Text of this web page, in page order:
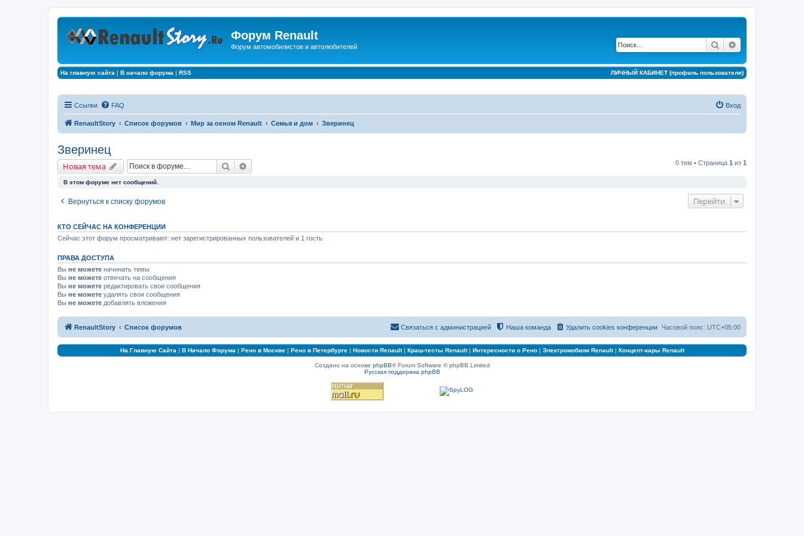
Форум Renault
Форум автомобилистов и автолюбителей Поиск
На главную сайта | В начало форума | RSS ЛИЧНЫЙ КАБИНЕТ (профиль пользователя)
Ссылки FAQ Вход
RenaultStory Список форумов Мир за окном Renault Семья и дом Зверинец
Зверинец
Новая тема Поиск 0 тем • Страница 1 из 1
В этом форуме нет сообщений.
Вернуться к списку форумов Перейти
КТО СЕЙЧАС НА КОНФЕРЕНЦИИ
Сейчас этот форум просматривают: нет зарегистрированных пользователей и 1 гость
ПРАВА ДОСТУПА
Вы не можете начинать темы
Вы не можете отвечать на сообщения
Вы не можете редактировать свои сообщения
Вы не можете удалять свои сообщения
Вы не можете добавлять вложения
RenaultStory Список форумов Часовой пояс: UTC+05:00
Удалить cookies конференции
Наша команда
Связаться с администрацией
На Главную Сайта | В Начало Форума | Рено в Москве| Рено в Петербурге| Новости Renault| Краш-тесты Renault| Интересности о Рено| Электромобили Renault| Концепт-кары Renault
Создано на основе phpBB® Forum Software © phpBB Limited
Русская поддержка phpBB